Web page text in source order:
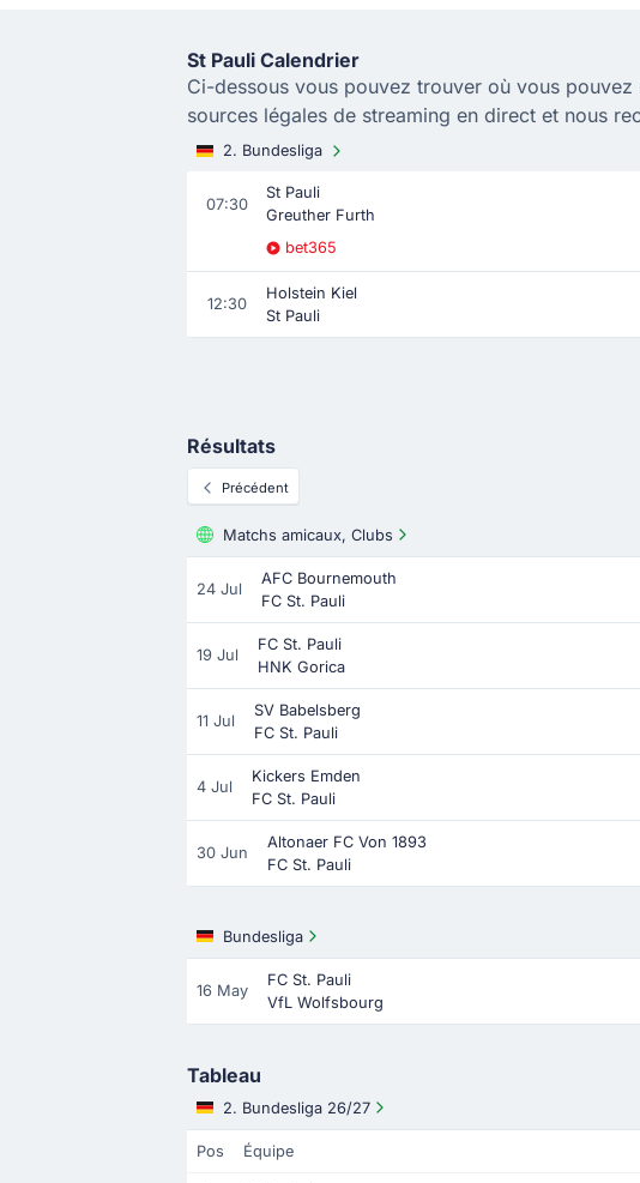
St Pauli Calendrier
Ci-dessous vous pouvez trouver où vous
sources légales de streaming en direct et nous
2. Bundesliga
07:30
St Pauli
Greuther Furth
bet365
12:30
Holstein Kiel
St Pauli
Résultats
Précédent
Matchs amicaux, Clubs
24 Jul
AFC Bournemouth
FC St. Pauli
19 Jul
FC St. Pauli
HNK Gorica
11 Jul
SV Babelsberg
FC St. Pauli
4 Jul
Kickers Emden
FC St. Pauli
30 Jun
Altonaer FC Von 1893
FC St. Pauli
Bundesliga
16 May
FC St. Pauli
VfL Wolfsbourg
Tableau
2. Bundesliga 26/27
Pos Équipe